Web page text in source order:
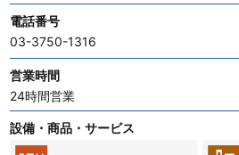
電話番号
03-3750-1316
営業時間
24時間営業
設備・商品・サービス